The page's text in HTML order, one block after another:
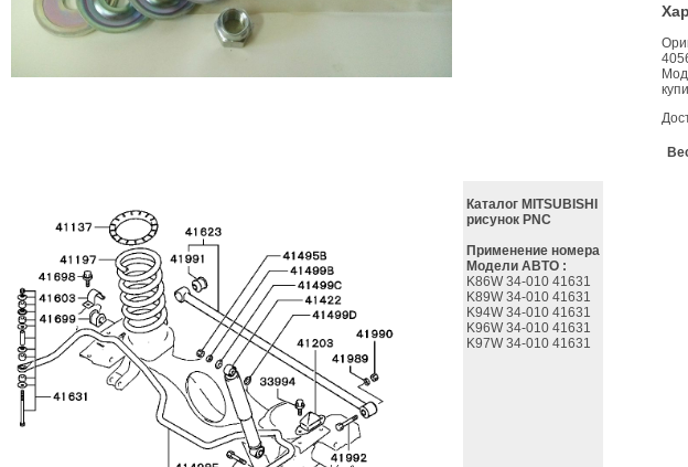
Каталог MITSUBISHI
рисунок PNC
Применение номера
Модели АВТО :
K86W 34-010 41631
K89W 34-010 41631
K94W 34-010 41631
K96W 34-010 41631
K97W 34-010 41631